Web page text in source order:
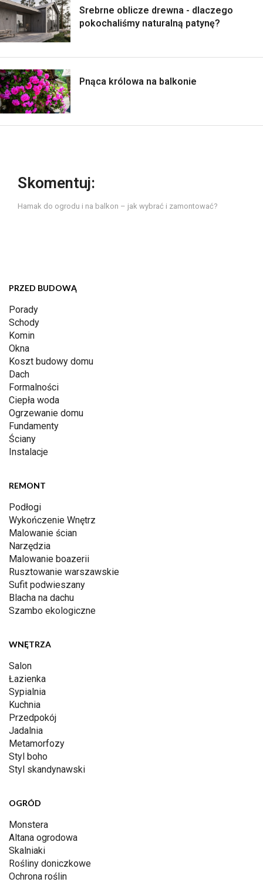
Srebrne oblicze drewna - dlaczego
pokochaliśmy naturalną patynę?
Pnąca królowa na balkonie
Skomentuj:
Hamak do ogrodu i na balkon – jak wybrać i zamontować?
PRZED BUDOWĄ
Porady
Schody
Komin
Okna
Koszt budowy domu
Dach
Formalności
Ciepła woda
Ogrzewanie domu
Fundamenty
Ściany
Instalacje
REMONT
Podłogi
Wykończenie Wnętrz
Malowanie ścian
Narzędzia
Malowanie boazerii
Rusztowanie warszawskie
Sufit podwieszany
Blacha na dachu
Szambo ekologiczne
WNĘTRZA
Salon
Łazienka
Sypialnia
Kuchnia
Przedpokój
Jadalnia
Metamorfozy
Styl boho
Styl skandynawski
OGRÓD
Monstera
Altana ogrodowa
Skalniaki
Rośliny doniczkowe
Ochrona roślin